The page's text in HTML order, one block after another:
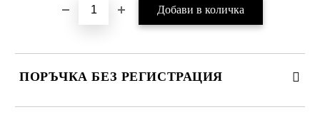
ПОРЪЧКА БЕЗ РЕГИСТРАЦИЯ